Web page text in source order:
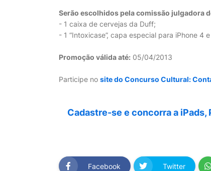
Serão escolhidos pela comissão julgadora
- 1 caixa de cervejas da Duff;
- 1 “Intoxicase”, capa especial para iPhone 4
Promoção válida até: 05/04/2013
Participe no site do Concurso Cultural:
Cadastre-se e concorra a iPads,
Facebook Twitter